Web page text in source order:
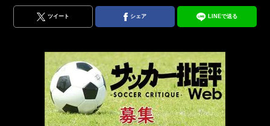
ツイート シェア LINEで送る